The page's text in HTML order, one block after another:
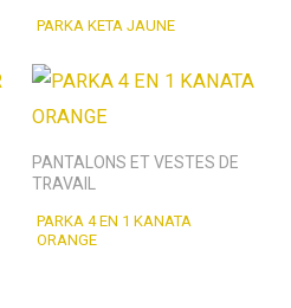
PARKA KETA JAUNE
PANTALONS ET VESTES DE
TRAVAIL
PARKA 4 EN 1 KANATA
ORANGE